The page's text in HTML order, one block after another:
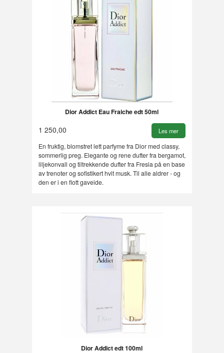
Dior Addict Eau Fraiche edt 50ml
1 250,00 Les mer
En fruktig, blomstret lett parfyme fra Dior med classy,
sommerlig preg. Elegante og rene dufter fra bergamot,
liljekonvall og tiltrekkende dufter fra Fresia på en base
av trenoter og sofistikert hvit musk. Til alle aldrer - og
den er i en flott gaveide.
Dior Addict edt 100ml